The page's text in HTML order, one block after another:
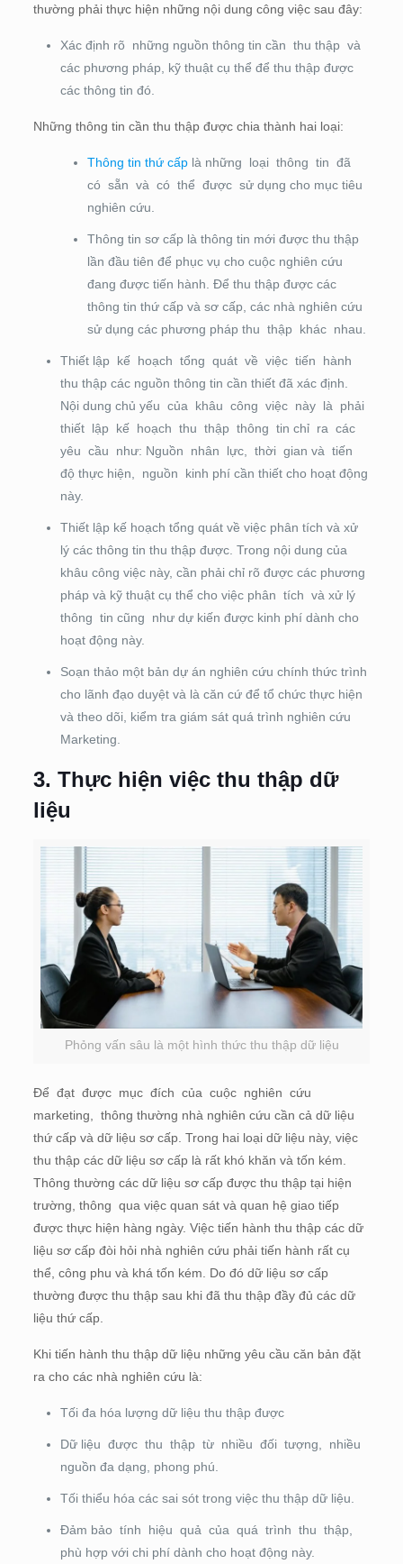
thường phải thực hiện những nội dung công việc sau đây:
Xác định rõ những nguồn thông tin cần thu thập và
các phương pháp, kỹ thuật cụ thể để thu thập được
các thông tin đó.
Những thông tin cần thu thập được chia thành hai loại:
Thông tin thứ cấplà những loại thông tin đã
có sẵn và có thể được sử dụng cho mục tiêu
nghiên cứu.
Thông tin sơ cấp là thông tin mới được thu thập
lần đầu tiên để phục vụ cho cuộc nghiên cứu
đang được tiến hành. Để thu thập được các
thông tin thứ cấp và sơ cấp, các nhà nghiên cứu
sử dụng các phương pháp thu thập khác nhau.
Thiết lập kế hoạch tổng quát về việc tiến hành
thu thập các nguồn thông tin cần thiết đã xác định.
Nội dung chủ yếu của khâu công việc này là phải
thiết lập kế hoạch thu thập thông tin chỉ ra các
yêu cầu như: Nguồn nhân lực, thời gian và tiến
độ thực hiện, nguồn kinh phí cần thiết cho hoạt động
này.
Thiết lập kế hoạch tổng quát về việc phân tích và xử
lý các thông tin thu thập được. Trong nội dung của
khâu công việc này, cần phải chỉ rõ được các phương
pháp và kỹ thuật cụ thể cho việc phân tích và xử lý
thông tin cũng như dự kiến được kinh phí dành cho
hoạt động này.
Soạn thảo một bản dự án nghiên cứu chính thức trình
cho lãnh đạo duyệt và là căn cứ để tổ chức thực hiện
và theo dõi, kiểm tra giám sát quá trình nghiên cứu
Marketing.
3. Thực hiện việc thu thập dữ
liệu
Phỏng vấn sâu là một hình thức thu thập dữ liệu
Để đạt được mục đích của cuộc nghiên cứu
marketing, thông thường nhà nghiên cứu cần cả dữ liệu
thứ cấp và dữ liệu sơ cấp. Trong hai loại dữ liệu này, việc
thu thập các dữ liệu sơ cấp là rất khó khăn và tốn kém.
Thông thường các dữ liệu sơ cấp được thu thập tại hiện
trường, thông qua việc quan sát và quan hệ giao tiếp
được thực hiện hàng ngày. Việc tiến hành thu thập các dữ
liệu sơ cấp đòi hỏi nhà nghiên cứu phải tiến hành rất cụ
thể, công phu và khá tốn kém. Do đó dữ liệu sơ cấp
thường được thu thập sau khi đã thu thập đầy đủ các dữ
liệu thứ cấp.
Khi tiến hành thu thập dữ liệu những yêu cầu căn bản đặt
ra cho các nhà nghiên cứu là:
Tối đa hóa lượng dữ liệu thu thập được
Dữ liệu được thu thập từ nhiều đối tượng, nhiều
nguồn đa dạng, phong phú.
Tối thiểu hóa các sai sót trong việc thu thập dữ liệu.
Đảm bảo tính hiệu quả của quá trình thu thập,
phù hợp với chi phí dành cho hoạt động này.